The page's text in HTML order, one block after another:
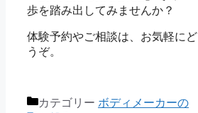
歩を踏み出してみませんか？
体験予約やご相談は、お気軽にど
うぞ。
カテゴリー ボディメーカーの